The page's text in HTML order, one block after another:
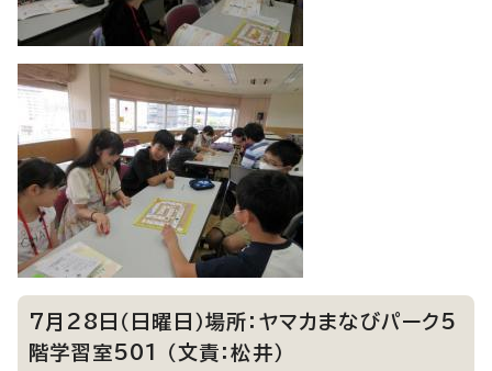
7月28日（日曜日）場所：ヤマカまなびパーク5
階学習室501 （文責：松井）